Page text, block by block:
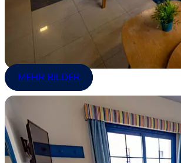
MEHR BILDER